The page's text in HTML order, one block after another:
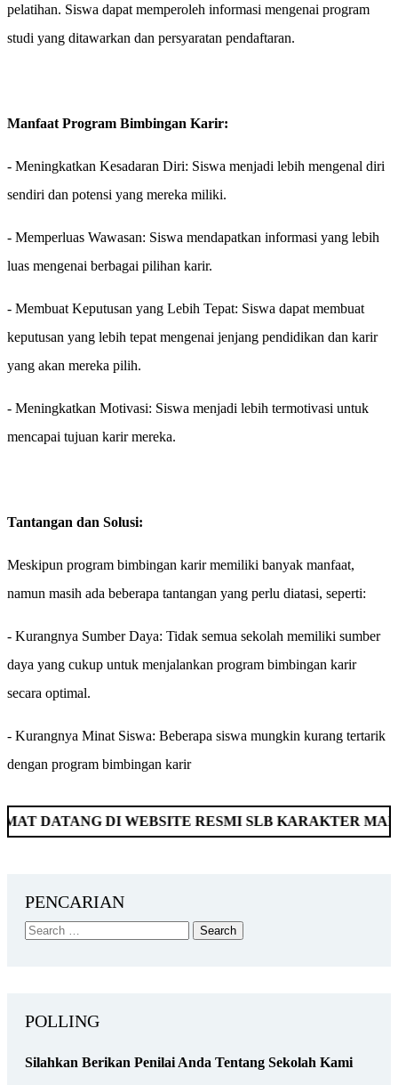
pelatihan. Siswa dapat memperoleh informasi mengenai program
studi yang ditawarkan dan persyaratan pendaftaran.
Manfaat Program Bimbingan Karir:
- Meningkatkan Kesadaran Diri: Siswa menjadi lebih mengenal diri
sendiri dan potensi yang mereka miliki.
- Memperluas Wawasan: Siswa mendapatkan informasi yang lebih
luas mengenai berbagai pilihan karir.
- Membuat Keputusan yang Lebih Tepat: Siswa dapat membuat
keputusan yang lebih tepat mengenai jenjang pendidikan dan karir
yang akan mereka pilih.
- Meningkatkan Motivasi: Siswa menjadi lebih termotivasi untuk
mencapai tujuan karir mereka.
Tantangan dan Solusi:
Meskipun program bimbingan karir memiliki banyak manfaat,
namun masih ada beberapa tantangan yang perlu diatasi, seperti:
- Kurangnya Sumber Daya: Tidak semua sekolah memiliki sumber
daya yang cukup untuk menjalankan program bimbingan karir
secara optimal.
- Kurangnya Minat Siswa: Beberapa siswa mungkin kurang tertarik
dengan program bimbingan karir
DI WEBSITE RESMI SLB KARAKTER MANDIRI
PENCARIAN
POLLING
Silahkan Berikan Penilai Anda Tentang Sekolah Kami